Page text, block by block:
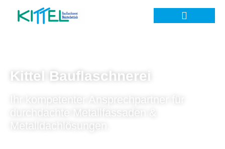
Kittel Bauflaschnerei
Ihr kompetenter Ansprechpartner für
durchdachte Metallfassaden &
Metalldachlösungen.